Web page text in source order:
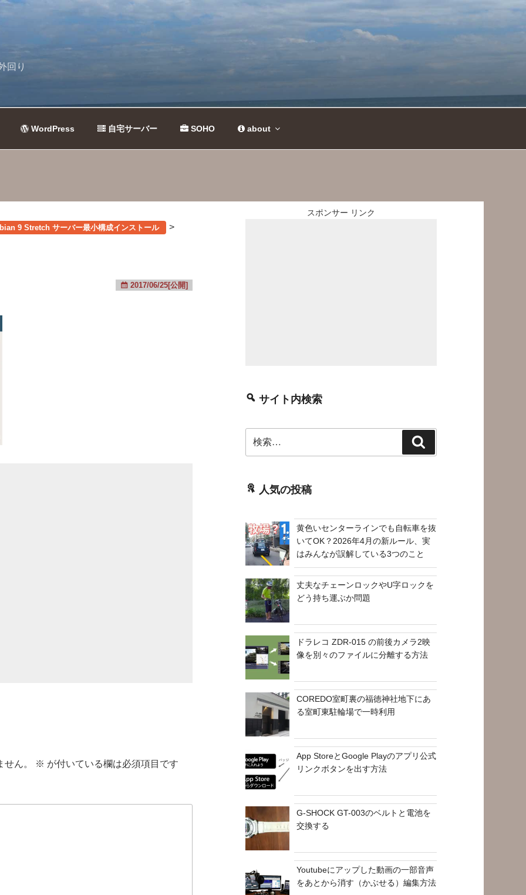
回り
WordPress 自宅サーバー SOHO about
9 Stretch サーバー最小構成インストール >
2017/06/25[公開]
ん。 ※ が付いている欄は必須項目です
スポンサー リンク
サイト内検索
索:
索
人気の投稿
黄色いセンターラインでも自転車を抜
いてOK？2026年4月の新ルール、実
はみんなが誤解している3つのこと
丈夫なチェーンロックやU字ロックを
どう持ち運ぶか問題
ドラレコ ZDR-015 の前後カメラ2映
像を別々のファイルに分離する方法
COREDO室町裏の福徳神社地下にあ
る室町東駐輪場で一時利用
App StoreとGoogle Playのアプリ公式
リンクボタンを出す方法
G-SHOCK GT-003のベルトと電池を
交換する
Youtubeにアップした動画の一部音声
をあとから消す（かぶせる）編集方法